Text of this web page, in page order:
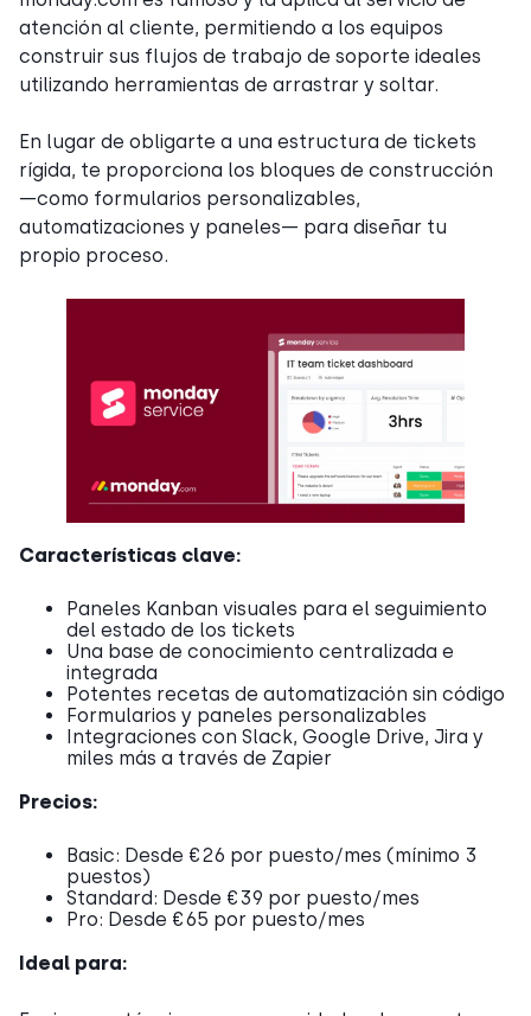
atención al cliente, permitiendo a los equipos
construir sus flujos de trabajo de soporte ideales
utilizando herramientas de arrastrar y soltar.
En lugar de obligarte a una estructura de tickets
rígida, te proporciona los bloques de construcción
—como formularios personalizables,
automatizaciones y paneles— para diseñar tu
propio proceso.
Características clave:
Paneles Kanban visuales para el seguimiento
del estado de los tickets
Una base de conocimiento centralizada e
integrada
Potentes recetas de automatización sin código
Formularios y paneles personalizables
Integraciones con Slack, Google Drive, Jira y
miles más a través de Zapier
Precios:
Basic: Desde €26 por puesto/mes (mínimo 3
puestos)
Standard: Desde €39 por puesto/mes
Pro: Desde €65 por puesto/mes
Ideal para: